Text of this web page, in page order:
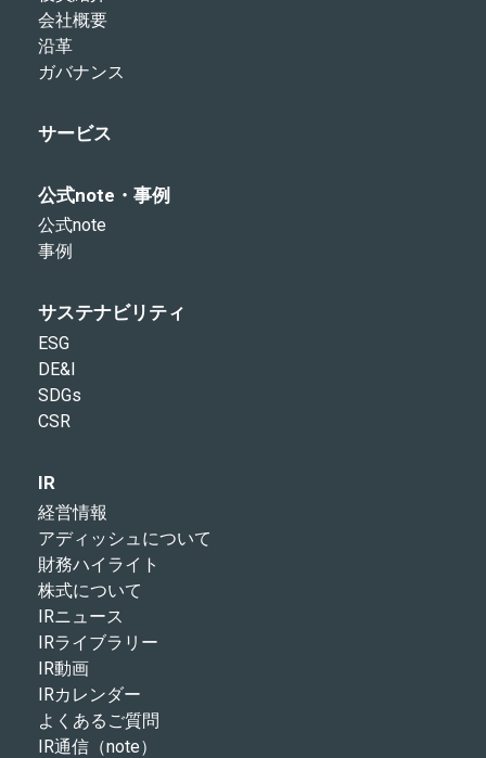
会社概要
沿革
ガバナンス
サービス
公式note・事例
公式note
事例
サステナビリティ
ESG
DE&I
SDGs
CSR
IR
経営情報
アディッシュについて
財務ハイライト
株式について
IRニュース
IRライブラリー
IR動画
IRカレンダー
よくあるご質問
IR通信（note）